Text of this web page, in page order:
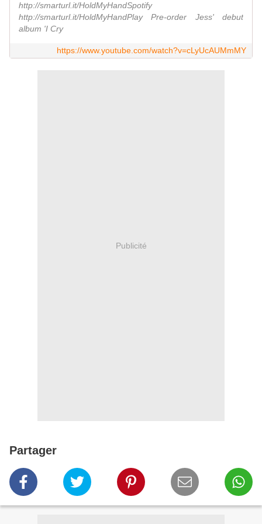
http://smarturl.it/HoldMyHandSpotify
http://smarturl.it/HoldMyHandPlay Pre-order Jess' debut
album 'I Cry
https://www.youtube.com/watch?v=cLyUcAUMmMY
Publicité
Partager